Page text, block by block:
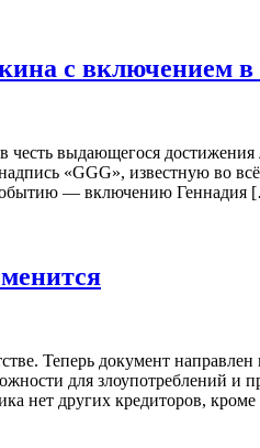
с включением
выдающегося достижения
«GGG», известную во
— включению Геннадия
Теперь документ
для злоупотреблений и
нет других кредиторов,